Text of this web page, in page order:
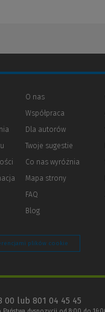
(Nowe
(Link
innej
O nas
Współpraca
Dla autorów(Nowe
(Link
innej
strony)
Twoje sugestie
Co nas wyróżnia
Mapa strony
FAQ
Blog
plików cookie
00 lub 801 04 45 45